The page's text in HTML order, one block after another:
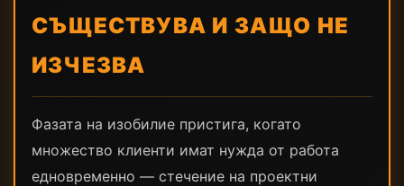
СЪЩЕСТВУВА И ЗАЩО НЕ
ИЗЧЕЗВА
Фазата на изобилие пристига, когато
множество клиенти имат нужда от работа
едновременно — стечение на проектни